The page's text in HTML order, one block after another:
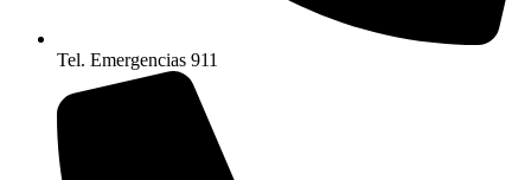
Tel. Emergencias 911